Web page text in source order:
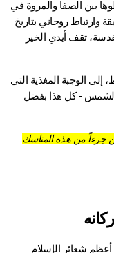
إن كل دورة تدورها حول الكعبة، وكل خطوة تخطوها بين الصفا والمروة في
مناسك الطواف والسعي، تحكي قصة إيمان عميقة وارتباط روحاني بتاريخ
الأنبياء والصالحين، ومن خلف هذه المناسك المقدسة، تقف أيدي الخير
تمدك بالطاقة، إلى المظلة التي تحميك من حر الشمس - كل هذا بفضل
- موسم 1446 "كن جزءاً من هذه المناسك
مناسك الطواف والسعي تبدأ بالطواف، وهو من أعظم شعائر الإسلام